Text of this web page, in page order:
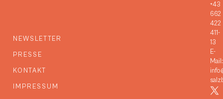
NEWSLETTER
PRESSE
KONTAKT
IMPRESSUM
+43
662
422
411-
13
E-
Mail: